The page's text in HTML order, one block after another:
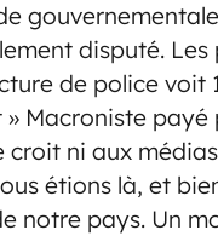
disputé.
de police voit
Macroniste payé
croit ni aux
étions là, et
notre pays. Un